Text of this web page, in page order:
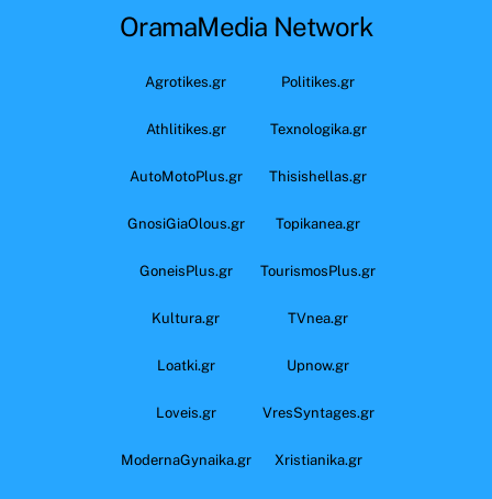
OramaMedia Network
Agrotikes.gr Politikes.gr
Athlitikes.gr Texnologika.gr
AutoMotoPlus.gr Thisishellas.gr
GnosiGiaOlous.gr Topikanea.gr
GoneisPlus.gr TourismosPlus.gr
Kultura.gr TVnea.gr
Loatki.gr Upnow.gr
Loveis.gr VresSyntages.gr
ModernaGynaika.gr Xristianika.gr